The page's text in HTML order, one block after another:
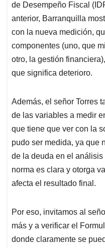
de Desempeño Fiscal
anterior, Barranquilla
con la nueva medición,
componentes (uno, que
otro, la gestión
que significa deterioro.
Además, el señor Torres
de las variables a medir
que tiene que ver con la
pudo ser medida, ya que
de la deuda en el
norma es clara y otorga
afecta el resultado final.
Por eso, invitamos al
más y a verificar el
donde claramente se